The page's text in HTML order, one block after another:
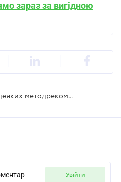
зараз за вигідною
Мінфін скоригував норми деяких методрекомендацій з бухобліку
увійти